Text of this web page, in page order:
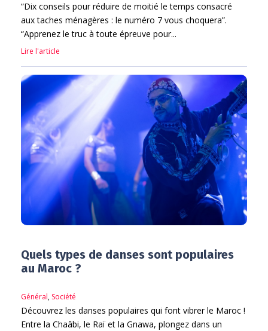
“Dix conseils pour réduire de moitié le temps consacré
aux taches ménagères : le numéro 7 vous choquera”.
“Apprenez le truc à toute épreuve pour...
Lire l'article
Quels types de danses sont populaires
au Maroc ?
Général, Société
Découvrez les danses populaires qui font vibrer le Maroc !
Entre la Chaâbi, le Raï et la Gnawa, plongez dans un